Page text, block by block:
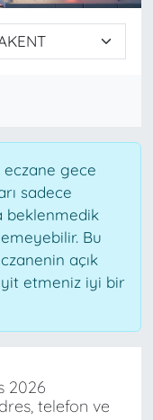
gece
sadece
beklenmedik
Bu
açık
etmeniz iyi bir
2026
telefon ve